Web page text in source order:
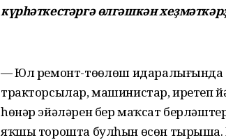
күрһәткестәргә өлгәшкән
— Юл ремонт-төҙөлөш идаралығында
тракторсылар, машинистар, иретеп
һөнәр эйәләрен бер маҡсат
яҡшы торошта булһын өсөн тырыша.